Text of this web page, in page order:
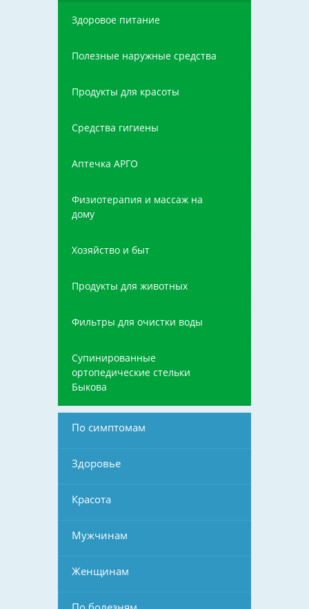
Здоровое питание
Полезные наружные средства
Продукты для красоты
Средства гигиены
Аптечка АРГО
Физиотерапия и массаж на
дому
Хозяйство и быт
Продукты для животных
Фильтры для очистки воды
Супинированные
ортопедические стельки
Быкова
По симптомам
Здоровье
Красота
Мужчинам
Женщинам